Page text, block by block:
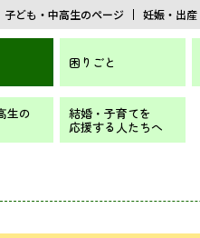
子ども・中高生のページ 妊娠・出産
困りごと
生の 結婚・子育てを
応援する人たちへ